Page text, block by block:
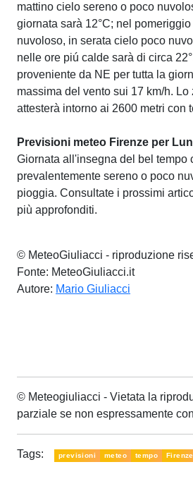
mattino cielo sereno o poco
giornata sarà 12°C; nel
nuvoloso, in serata cielo poco
nelle ore piú calde sarà di circa
proveniente da NE per tutta la
massima del vento sui 17 km/h. Lo
attesterà intorno ai 2600 metri con
Previsioni meteo Firenze per
Giornata all'insegna del bel tempo
prevalentemente sereno o poco
pioggia. Consultate i prossimi
più approfonditi.
© MeteoGiuliacci - riproduzione
Fonte: MeteoGiuliacci.it
Autore: Mario Giuliacci
© Meteogiuliacci - Vietata la
parziale se non espressamente
Tags: previsioni meteo tempo Firenze